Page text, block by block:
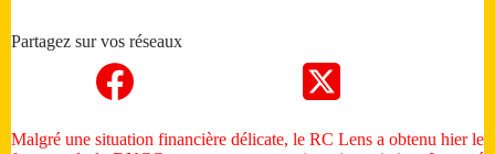
Partagez sur vos réseaux
Malgré une situation financière délicate, le RC Lens a obtenu hier le